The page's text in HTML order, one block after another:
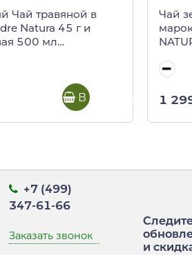
Чай травяной в
Natura 45 г и
500 мл
В корзину
Чай
1
+7 (499)
347-61-66
Заказать звонок
и